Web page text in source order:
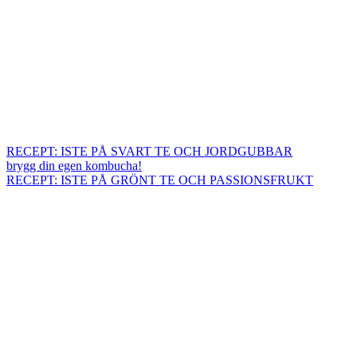
RECEPT: ISTE PÅ SVART TE OCH JORDGUBBAR
brygg din egen kombucha!
RECEPT: ISTE PÅ GRÖNT TE OCH PASSIONSFRUKT